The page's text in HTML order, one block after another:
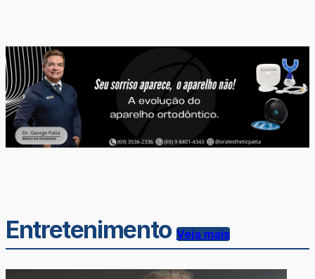
Entretenimento Veja mais